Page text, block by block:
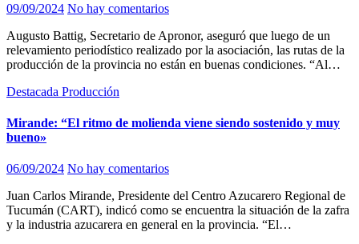
09/09/2024 No hay comentarios
Augusto Battig, Secretario de Apronor, aseguró que luego de un
relevamiento periodístico realizado por la asociación, las rutas de la
producción de la provincia no están en buenas condiciones. “Al…
Destacada Producción
Mirande: “El ritmo de molienda viene siendo sostenido y muy
bueno»
06/09/2024 No hay comentarios
Juan Carlos Mirande, Presidente del Centro Azucarero Regional de
Tucumán (CART), indicó como se encuentra la situación de la zafra
y la industria azucarera en general en la provincia. “El…